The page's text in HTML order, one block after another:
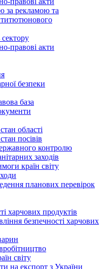
за рекламою та
сектору
правові акти
безпеки
база
області
посівів
контролю
заходів
країн світу
планових перевірок
харчових продуктів
безпечності харчових
світу
на експорт з України